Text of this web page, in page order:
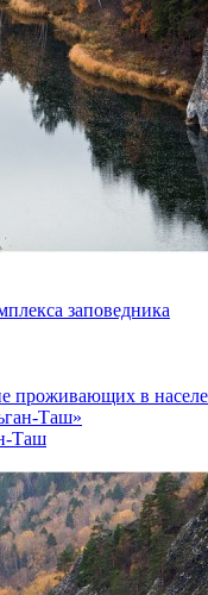
заповедника
проживающих в
Таш»
Таш